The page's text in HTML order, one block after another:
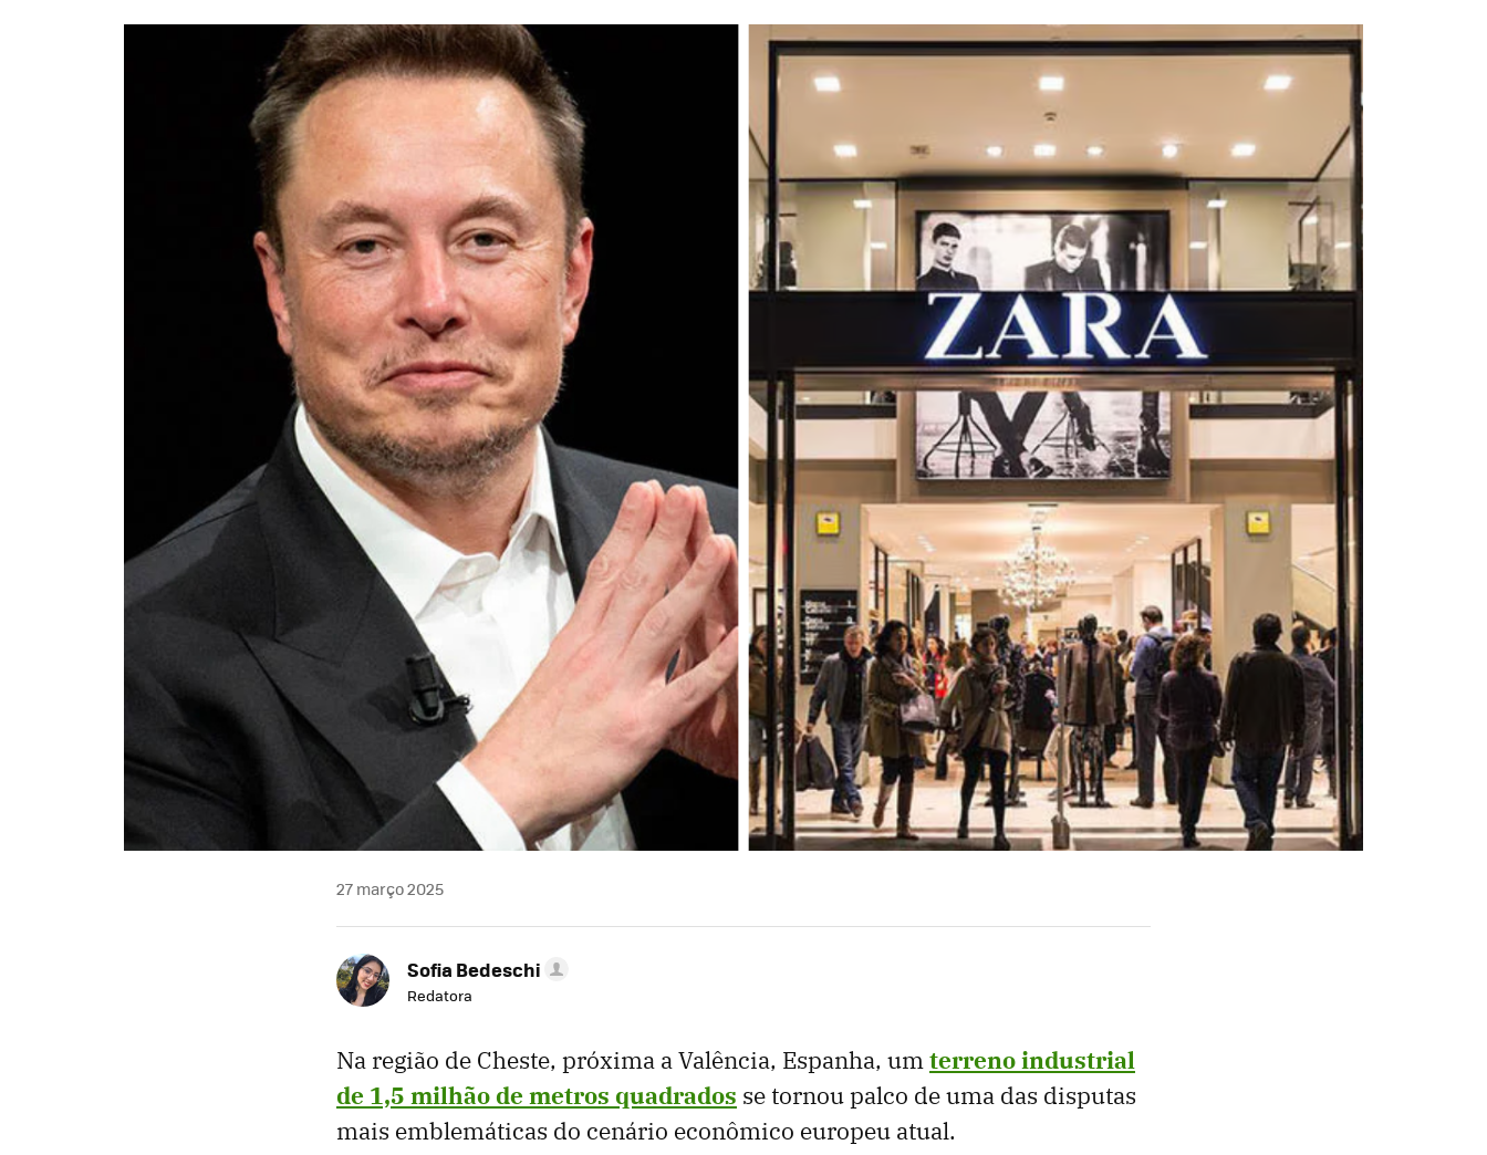
27 março 2025
Sofia Bedeschi
Redatora
Na região de Cheste, próxima a Valência, Espanha, umterreno industrial
de 1,5 milhão de metros quadrados se tornou palco de uma das disputas
mais emblemáticas do cenário econômico europeu atual.